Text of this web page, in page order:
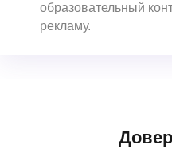
образовательный
рекламу.